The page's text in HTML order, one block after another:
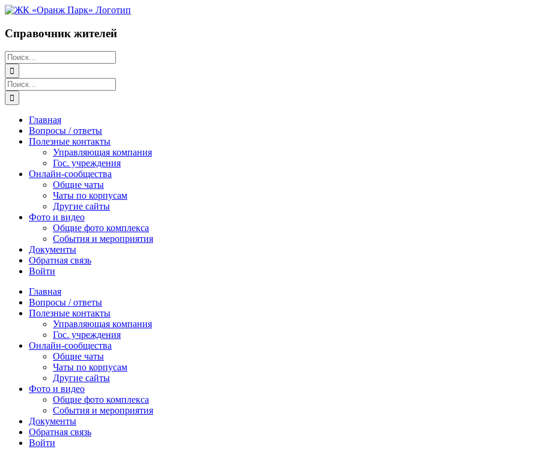
Перейти
содержимому
Справочник жителей
Поиск:
Поиск:
Главная
Вопросы / ответы
Полезные контакты
Управляющая компания
Гос. учреждения
Онлайн-сообщества
Общие чаты
Чаты по корпусам
Другие сайты
Фото и видео
Общие фото комплекса
События и мероприятия
Документы
Обратная связь
Войти
Главная
Вопросы / ответы
Полезные контакты
Управляющая компания
Гос. учреждения
Онлайн-сообщества
Общие чаты
Чаты по корпусам
Другие сайты
Фото и видео
Общие фото комплекса
События и мероприятия
Документы
Обратная связь
Войти